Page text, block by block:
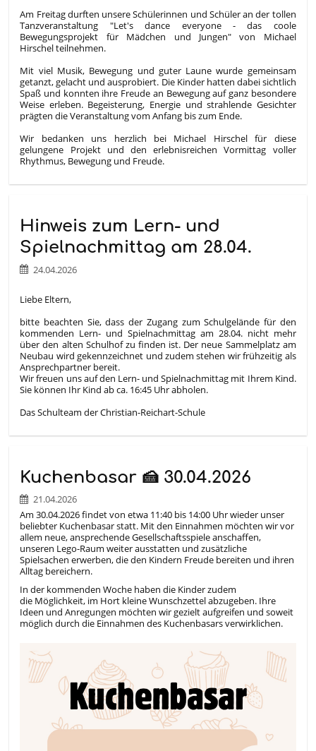
Am Freitag durften unsere Schülerinnen und Schüler an der tollen
Tanzveranstaltung "Let's dance everyone - das coole
Bewegungsprojekt für Mädchen und Jungen" von Michael
Hirschel teilnehmen.
Mit viel Musik, Bewegung und guter Laune wurde gemeinsam
getanzt, gelacht und ausprobiert. Die Kinder hatten dabei sichtlich
Spaß und konnten ihre Freude an Bewegung auf ganz besondere
Weise erleben. Begeisterung, Energie und strahlende Gesichter
prägten die Veranstaltung vom Anfang bis zum Ende.
Wir bedanken uns herzlich bei Michael Hirschel für diese
gelungene Projekt und den erlebnisreichen Vormittag voller
Rhythmus, Bewegung und Freude.
Hinweis zum Lern- und
Spielnachmittag am 28.04.
24.04.2026
Liebe Eltern,
bitte beachten Sie, dass der Zugang zum Schulgelände für den
kommenden Lern- und Spielnachmittag am 28.04. nicht mehr
über den alten Schulhof zu finden ist. Der neue Sammelplatz am
Neubau wird gekennzeichnet und zudem stehen wir frühzeitig als
Ansprechpartner bereit.
Wir freuen uns auf den Lern- und Spielnachmittag mit Ihrem Kind.
Sie können Ihr Kind ab ca. 16:45 Uhr abholen.
Das Schulteam der Christian-Reichart-Schule
Kuchenbasar 🍰 30.04.2026
21.04.2026
Am 30.04.2026 findet von etwa 11:40 bis 14:00 Uhr wieder unser
beliebter Kuchenbasar statt. Mit den Einnahmen möchten wir vor
allem neue, ansprechende Gesellschaftsspiele anschaffen,
unseren Lego-Raum weiter ausstatten und zusätzliche
Spielsachen erwerben, die den Kindern Freude bereiten und ihren
Alltag bereichern.
In der kommenden Woche haben die Kinder zudem
die Möglichkeit, im Hort kleine Wunschzettel abzugeben. Ihre
Ideen und Anregungen möchten wir gezielt aufgreifen und soweit
möglich durch die Einnahmen des Kuchenbasars verwirklichen.